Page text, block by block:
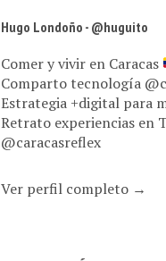
Hugo Londoño - @huguito
Comer y vivir en Caracas
Comparto tecnología
Estrategia +digital para
Retrato experiencias en
@caracasreflex
Ver perfil completo →